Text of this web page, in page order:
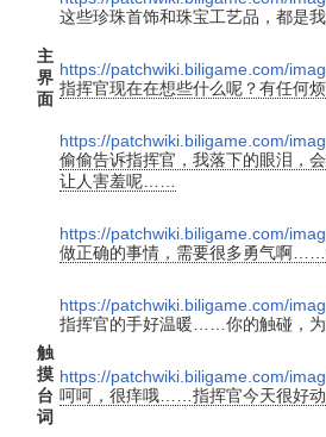
主
界
面
这些珍珠首饰和珠宝工艺品，都是
https://patchwiki.biligame.com/
指挥官现在在想些什么呢？有任何
https://patchwiki.biligame.com/
偷偷告诉指挥官，我落下的眼泪，
让人害羞呢……
https://patchwiki.biligame.com/
做正确的事情，需要很多勇气啊
https://patchwiki.biligame.com/
触
摸
台
词
指挥官的手好温暖……你的触碰，
https://patchwiki.biligame.com/
呵呵，很痒哦……指挥官今天很好